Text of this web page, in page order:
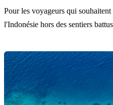
Pour les voyageurs qui
l'Indonésie hors des sentiers